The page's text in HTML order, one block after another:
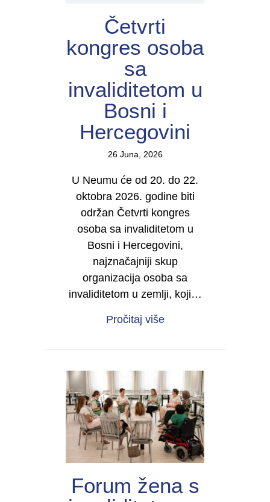
Četvrti
kongres osoba
sa
invaliditetom u
Bosni i
Hercegovini
26 Juna, 2026
U Neumu će od 20. do 22.
oktobra 2026. godine biti
održan Četvrti kongres
osoba sa invaliditetom u
Bosni i Hercegovini,
najznačajniji skup
organizacija osoba sa
invaliditetom u zemlji, koji…
Pročitaj višeabout Četvrti
Forum žena s